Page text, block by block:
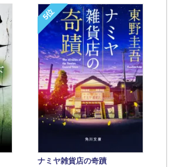
5位
ナミヤ雑貨店の奇蹟